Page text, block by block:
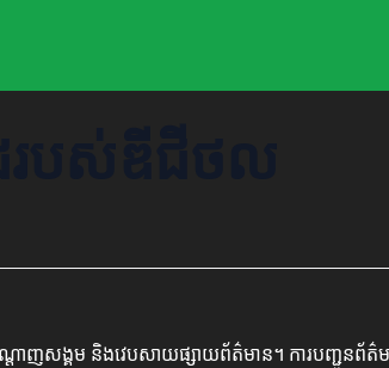
តាញសង្គម និងវេបសាយផ្សាយព័ត៌មាន។ ការបញ្ជូនព័